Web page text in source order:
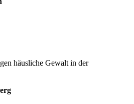
häusliche Gewalt in der